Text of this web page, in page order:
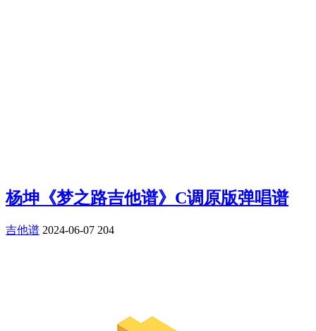
杨坤《梦之路吉他谱》C调原版弹唱谱
吉他谱 2024-06-07 204